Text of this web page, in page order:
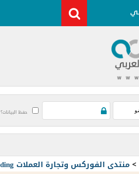
حفظ البيانات؟
>منتدى الفوركس وتجارة العملات Forex and Currency Trading